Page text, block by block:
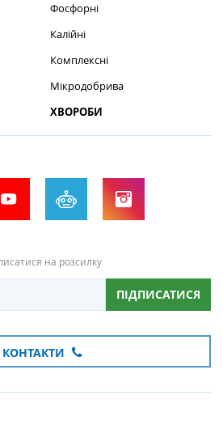
Фосфорні
Калійні
Комплексні
Мікродобрива
ХВОРОБИ
на розсилку
ПІДПИСАТИСЯ
КОНТАКТИ